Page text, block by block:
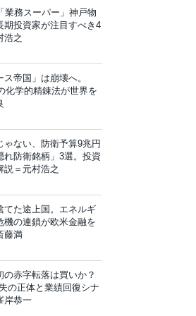
業務スーパー」神戸物
期投資家が注目すべき4
浩之
帝国」は崩壊へ。
化学的精錬法が世界を
ゃない、防衛予算9兆円
れ防衛銘柄」3選。投資
説＝元村浩之
てた途上国。エネルギ
機の連鎖が欧米金融を
藤満
の赤字転落は買いか？
の正体と業績回復シナ
岸恭一